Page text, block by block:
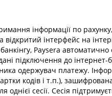
інформації по
інтерфейс на
Paysera автоматично
підключення до інтернет-
одержувач платежу.
кодів і т.п.),
сесії. Сесія